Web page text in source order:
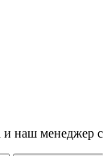
и наш менеджер